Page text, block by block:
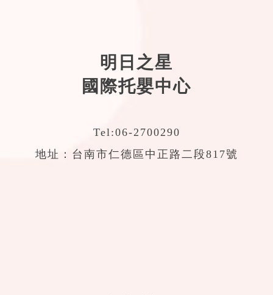
明日之星
國際托嬰中心
Tel:06-2700290
地址：台南市仁德區中正路二段817號